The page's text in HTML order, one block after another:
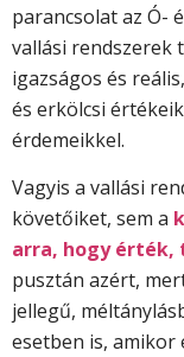
parancsolat az Ó-
vallási rendszerek
igazságos és
és erkölcsi
érdemeikkel.
Vagyis a vallási
követőiket, sem a
arra, hogy
pusztán azért,
jellegű,
esetben is,